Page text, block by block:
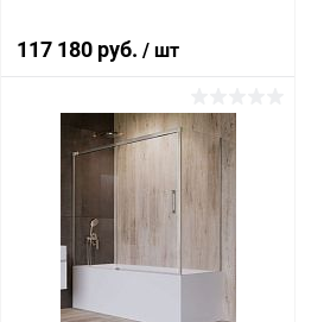
117 180 руб./ шт
В корзину
Сравнение
В избранное